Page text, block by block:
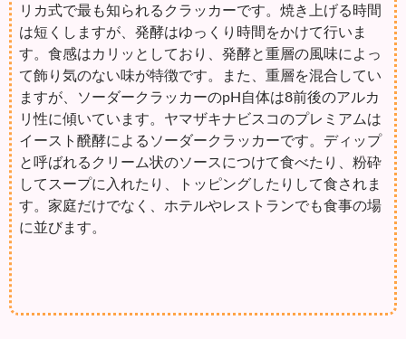
リカ式で最も知られるクラッカーです。焼き上げる時間
は短くしますが、発酵はゆっくり時間をかけて行いま
す。食感はカリッとしており、発酵と重層の風味によっ
て飾り気のない味が特徴です。また、重層を混合してい
ますが、ソーダークラッカーのpH自体は8前後のアルカ
リ性に傾いています。ヤマザキナビスコのプレミアムは
イースト醗酵によるソーダークラッカーです。ディップ
と呼ばれるクリーム状のソースにつけて食べたり、粉砕
してスープに入れたり、トッピングしたりして食されま
す。家庭だけでなく、ホテルやレストランでも食事の場
に並びます。